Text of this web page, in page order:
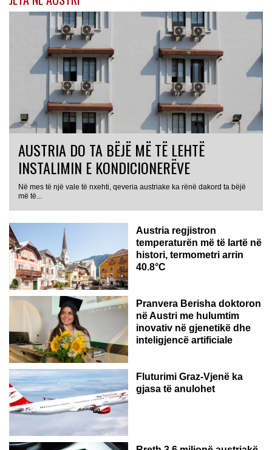
AUSTRIA DO TA BËJË MË TË LEHTË
INSTALIMIN E KONDICIONERËVE
Në mes të një vale të nxehti, qeveria austriake ka rënë dakord ta bëjë
më të...
Austria regjistron
temperaturën më të lartë në
histori, termometri arrin
40.8°C
AUSTRI
Pranvera Berisha doktoron
në Austri me hulumtim
inovativ në gjenetikë dhe
inteligjencë artificiale
Fluturimi Graz-Vjenë ka
gjasa të anulohet